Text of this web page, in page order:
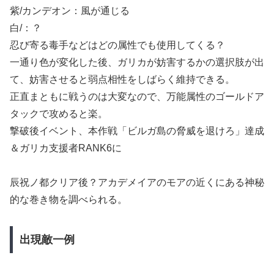
紫/カンデオン：風が通じる
白/：？
忍び寄る毒手などはどの属性でも使用してくる？
一通り色が変化した後、ガリカが妨害するかの選択肢が出
て、妨害させると弱点相性をしばらく維持できる。
正直まともに戦うのは大変なので、万能属性のゴールドア
タックで攻めると楽。
撃破後イベント、本作戦「ビルガ島の脅威を退けろ」達成
＆ガリカ支援者RANK6に
辰祝ノ都クリア後？アカデメイアのモアの近くにある神秘
的な巻き物を調べられる。
出現敵一例